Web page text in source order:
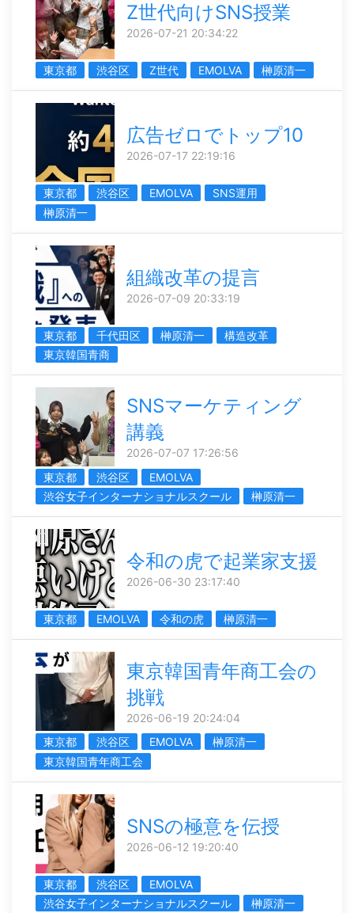
Z世代向けSNS授業
2026-07-21 20:34:22
東京都 渋谷区 Z世代 EMOLVA 榊󠄀原清一
広告ゼロでトップ10
2026-07-17 22:19:16
東京都 渋谷区 EMOLVA
SNS運用
榊󠄀原清一
組織改革の提言
2026-07-09 20:33:19
東京都 千代田区 榊󠄀原清一
構造改革
東京韓国青商
SNSマーケティング
講義
2026-07-07 17:26:56
東京都
渋谷区
EMOLVA
渋谷女子インターナショナルスクール
榊󠄀原清一
令和の虎で起業家支援
2026-06-30 23:17:40
東京都 EMOLVA 令和の虎 榊󠄀原清一
東京韓国青年商工会の
挑戦
2026-06-19 20:24:04
東京都
渋谷区 EMOLVA
榊󠄀原清一
東京韓国青年商工会
SNSの極意を伝授
2026-06-12 19:20:40
東京都 渋谷区
EMOLVA
渋谷女子インターナショナルスクール
榊󠄀原清一